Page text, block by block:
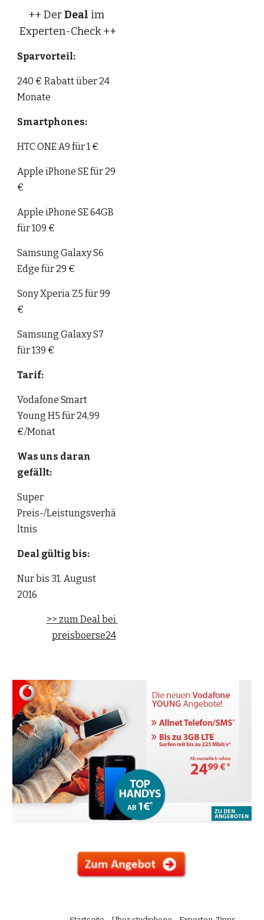
++ Der Deal im
Experten-Check ++
Sparvorteil:
240 € Rabatt über 24
Monate
Smartphones:
HTC ONE A9 für 1 €
Apple iPhone SE für 29
€
Apple iPhone SE 64GB
für 109 €
Samsung Galaxy S6
Edge für 29 €
Sony Xperia Z5 für 99
€
Samsung Galaxy S7
für 139 €
Tarif:
Vodafone Smart
Young H5 für 24,99
€/Monat
Was uns daran
gefällt:
Super
Preis-/Leistungsverhä
ltnis
Deal gültig bis:
Nur bis 31. August
2016
>> zum Deal bei
preisboerse24